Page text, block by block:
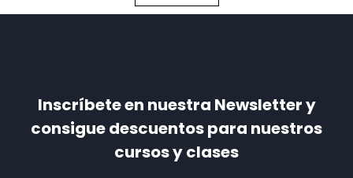
Inscríbete en nuestra Newsletter y
consigue descuentos para nuestros
cursos y clases